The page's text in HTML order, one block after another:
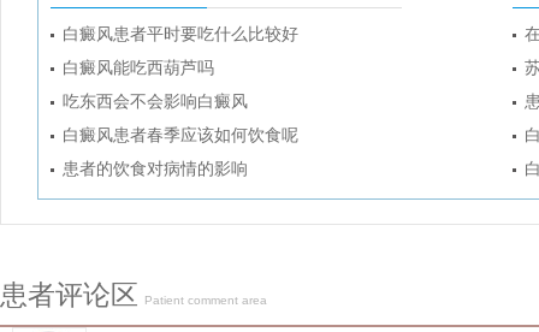
白癜风患者平时要吃什么比较好
白癜风能吃西葫芦吗
吃东西会不会影响白癜风
白癜风患者春季应该如何饮食呢
患者的饮食对病情的影响
患者评论区 Patient comment area